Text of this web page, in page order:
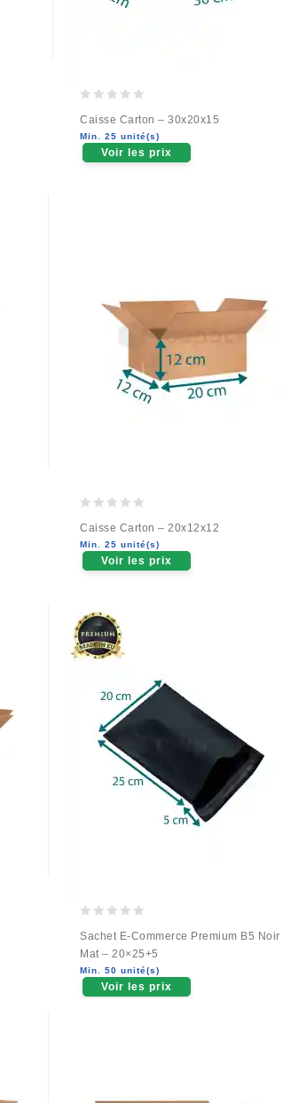
out
of
5
Caisse Carton – 30x20x15
Min. 25 unité(s)
Voir les prix
out
of
5
Caisse Carton – 20x12x12
Min. 25 unité(s)
Voir les prix
out
of
5
Sachet E-Commerce Premium B5 Noir
Mat – 20×25+5
Min. 50 unité(s)
Voir les prix